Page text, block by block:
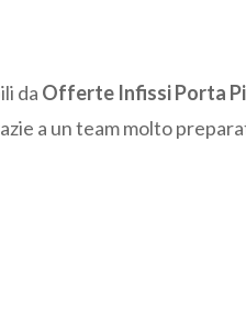
da Offerte Infissi Porta
a un team molto